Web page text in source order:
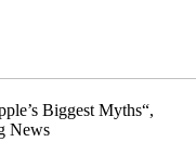
Biggest Myths“,
News